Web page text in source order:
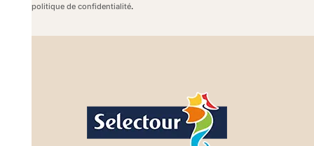
politique de confidentialité.